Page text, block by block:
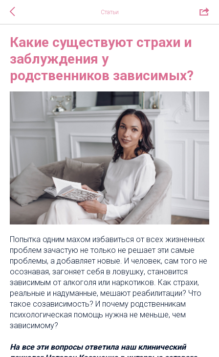
Статьи
Какие существуют страхи и
заблуждения у
родственников зависимых?
Попытка одним махом избавиться от всех жизненных
проблем зачастую не только не решает эти самые
проблемы, а добавляет новые. И человек, сам того не
осознавая, загоняет себя в ловушку, становится
зависимым от алкоголя или наркотиков. Как страхи,
реальные и надуманные, мешают реабилитации? Что
такое созависимость? И почему родственникам
психологическая помощь нужна не меньше, чем
зависимому?
На все эти вопросы ответила наш клинический